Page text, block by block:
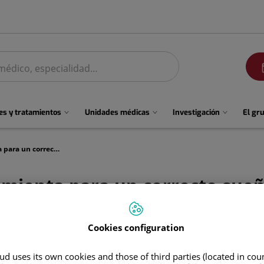
y tratamientos Unidades médicas Investigación El
La rutina es la mejor herramienta para un correcto sueño infantil
para un correcto
Cookies configuration
uses its own cookies and those of third parties (located in